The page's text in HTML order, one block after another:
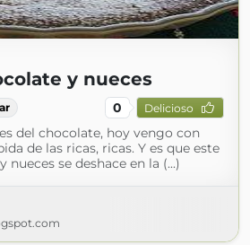
y nueces
0 Delicioso
del chocolate, hoy vengo con
de las ricas, ricas. Y es que este
se deshace en la (...)